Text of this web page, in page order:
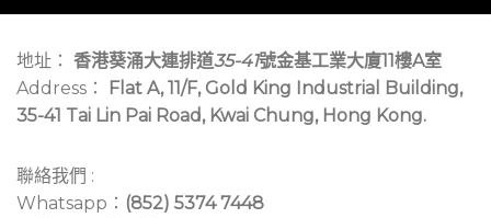
地址： 香港葵涌大連排道35-41號金基工業大廈11樓A室
Address：
Flat A, 11/F, Gold King Industrial Building,
35-41 Tai Lin Pai Road, Kwai Chung, Hong Kong.
聯絡我們 :
Whatsapp： (852) 5374 7448